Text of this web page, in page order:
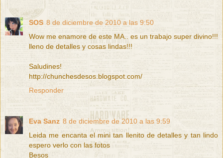
SOS 8 de diciembre de 2010 a las 9:50
Wow me enamore de este MA.. es un trabajo super divino!!!
lleno de detalles y cosas lindas!!!
Saludines!
http://chunchesdesos.blogspot.com/
Responder
Eva Sanz 8 de diciembre de 2010 a las 9:59
Leida me encanta el mini tan llenito de detalles y tan lindo
espero verlo con las fotos
Besos